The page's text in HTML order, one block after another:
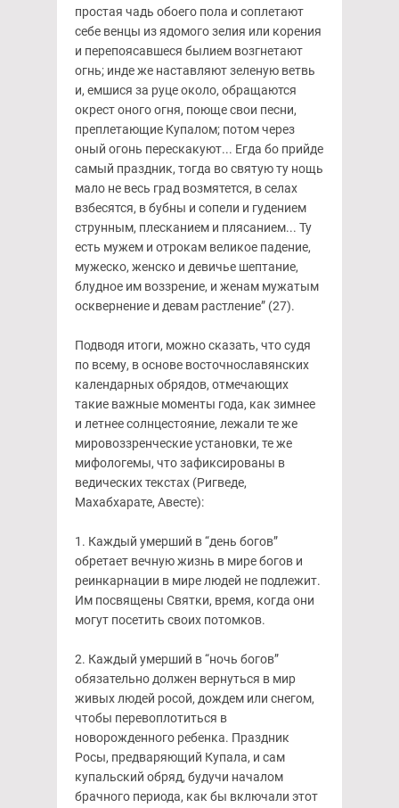
простая чадь обоего пола и соплетают
себе венцы из ядомого зелия или корения
и перепоясавшеся былием возгнетают
огнь; инде же наставляют зеленую ветвь
и, емшися за руце около, обращаются
окрест оного огня, поюще свои песни,
преплетающие Купалом; потом через
оный огонь перескакуют... Егда бо прийде
самый праздник, тогда во святую ту нощь
мало не весь град возмятется, в селах
взбесятся, в бубны и сопели и гудением
струнным, плесканием и плясанием... Ту
есть мужем и отрокам великое падение,
мужеско, женско и девичье шептание,
блудное им воззрение, и женам мужатым
осквернение и девам растление” (27).
Подводя итоги, можно сказать, что судя
по всему, в основе восточнославянских
календарных обрядов, отмечающих
такие важные моменты года, как зимнее
и летнее солнцестояние, лежали те же
мировоззренческие установки, те же
мифологемы, что зафиксированы в
ведических текстах (Ригведе,
Махабхарате, Авесте):
1. Каждый умерший в “день богов”
обретает вечную жизнь в мире богов и
реинкарнации в мире людей не подлежит.
Им посвящены Святки, время, когда они
могут посетить своих потомков.
2. Каждый умерший в “ночь богов”
обязательно должен вернуться в мир
живых людей росой, дождем или снегом,
чтобы перевоплотиться в
новорожденного ребенка. Праздник
Росы, предваряющий Купала, и сам
купальский обряд, будучи началом
брачного периода, как бы включали этот